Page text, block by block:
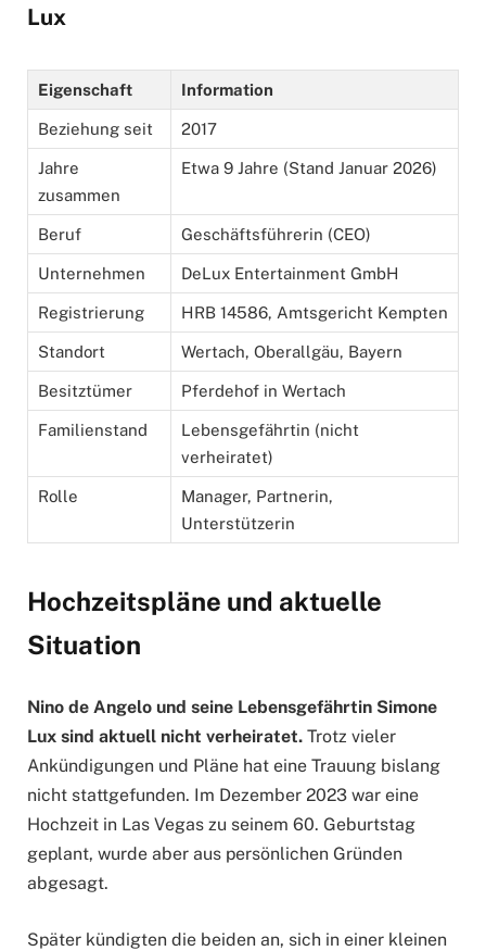
Lux
Eigenschaft Information
Beziehung seit 2017
Jahre
zusammen
Etwa 9 Jahre (Stand Januar 2026)
Beruf Geschäftsführerin (CEO)
Unternehmen DeLux Entertainment GmbH
Registrierung HRB 14586, Amtsgericht Kempten
Standort Wertach, Oberallgäu, Bayern
Besitztümer Pferdehof in Wertach
Familienstand
Lebensgefährtin (nicht
verheiratet)
Rolle
Manager, Partnerin,
Unterstützerin
Hochzeitspläne und aktuelle
Situation
Nino de Angelo und seine Lebensgefährtin Simone
Lux sind aktuell nicht verheiratet. Trotz vieler
Ankündigungen und Pläne hat eine Trauung bislang
nicht stattgefunden. Im Dezember 2023 war eine
Hochzeit in Las Vegas zu seinem 60. Geburtstag
geplant, wurde aber aus persönlichen Gründen
abgesagt.
Später kündigten die beiden an, sich in einer kleinen